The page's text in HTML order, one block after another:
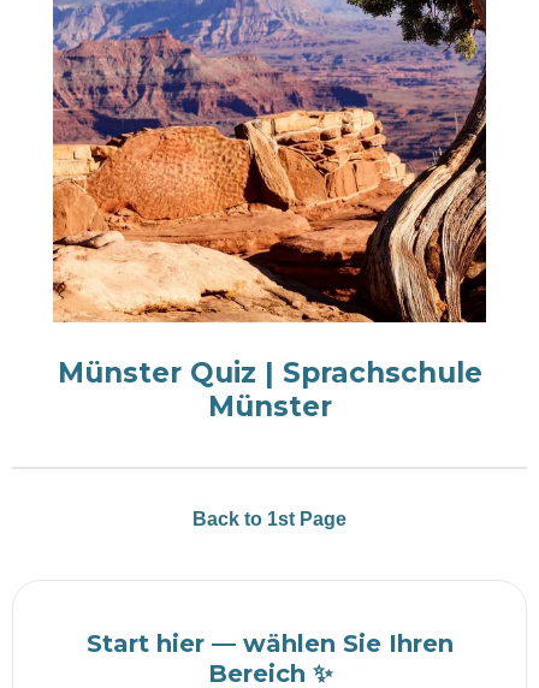
Münster Quiz | Sprachschule
Münster
Back to 1st Page
Start hier — wählen Sie Ihren
Bereich ✨